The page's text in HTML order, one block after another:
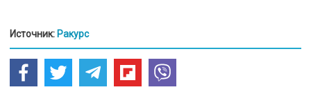
Источник: Ракурс